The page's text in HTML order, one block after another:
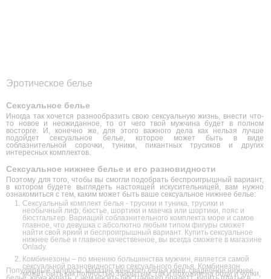
Эротическое белье
Сексуальное белье
Иногда так хочется разнообразить свою сексуальную жизнь, внести что-
то новое и неожиданное, то от чего твой мужчина будет в полном
восторге. И, конечно же, для этого важного дела как нельзя лучше
подойдет сексуальное белье, которое может быть в виде
соблазнительной сорочки, туники, пикантных трусиков и других
интересных комплектов.
Сексуальное нижнее белье и его разновидности
Поэтому для того, чтобы вы смогли подобрать беспроигрышный вариант,
в котором будете выглядеть настоящей искусительницей, вам нужно
ознакомиться с тем, каким может быть ваше сексуальное нижнее белье:
Сексуальный комплект белья - трусики и туника, трусики и
необычный лиф; бюстье, шортики и маечка или шортики, пояс и
бюстгальтер. Вариаций соблазнительного комплекта море и самое
главное, что девушка с абсолютно любым типом фигуры сможет
найти свой яркий и беспроигрышный вариант. Купить сексуальное
нижнее белье и главное качественное, вы всегда сможете в магазине
Onlady.
Комбинезоны – по мнению большинства мужчин, является самой
сексуальной разновидностью сексуального белья. Комбинезон
может быть как полностью закрытым, так и похожим на боди и чулки,
Популярные запросы:магазин женского белья киев,свадебное нижнее